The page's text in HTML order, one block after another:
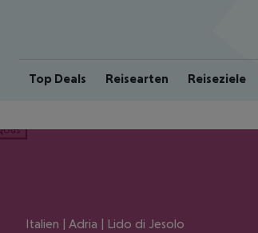
Top Deals Reisearten Reiseziele
Italien | Adria | Lido di Jesolo